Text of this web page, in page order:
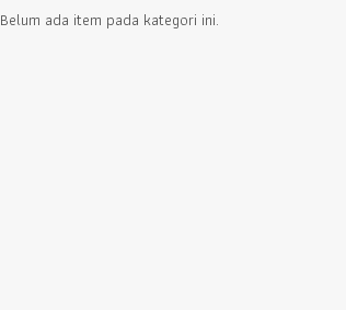
Belum ada item pada kategori ini.